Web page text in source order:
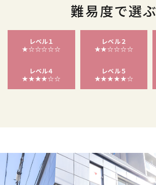
難易度で選ぶ
レベル１
★☆☆☆☆☆
レベル２
★★☆☆☆☆
レベル４
★★★★☆☆
レベル５
★★★★★☆